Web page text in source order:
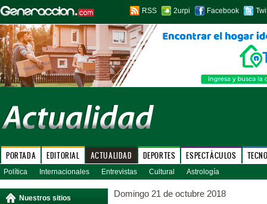
RSS 2urpi Facebook
PORTADA EDITORIAL ACTUALIDAD DEPORTES ESPECTÁCULOS
Política Internacionales Entrevistas Cultural Astrología
Nuestros sitios Domingo 21 de octubre 2018